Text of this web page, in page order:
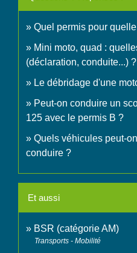
Quel permis pour
Mini moto, quad :
(déclaration, conduite...) ?
Le débridage d'une
Peut-on conduire un
125 avec le permis B ?
Quels véhicules peut-
conduire ?
Et aussi
BSR (catégorie AM)
Transports - Mobilité